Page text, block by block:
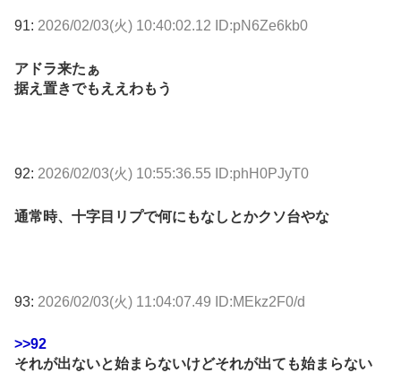
91: 2026/02/03(火) 10:40:02.12 ID:pN6Ze6kb0
アドラ来たぁ
据え置きでもええわもう
92: 2026/02/03(火) 10:55:36.55 ID:phH0PJyT0
通常時、十字目リプで何にもなしとかクソ台やな
93: 2026/02/03(火) 11:04:07.49 ID:MEkz2F0/d
>>92
それが出ないと始まらないけどそれが出ても始まらない